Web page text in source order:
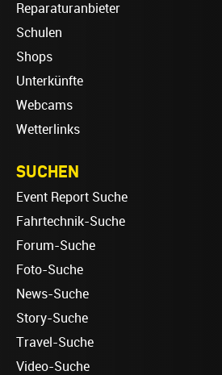
Reparaturanbieter
Schulen
Shops
Unterkünfte
Webcams
Wetterlinks
SUCHEN
Event Report Suche
Fahrtechnik-Suche
Forum-Suche
Foto-Suche
News-Suche
Story-Suche
Travel-Suche
Video-Suche